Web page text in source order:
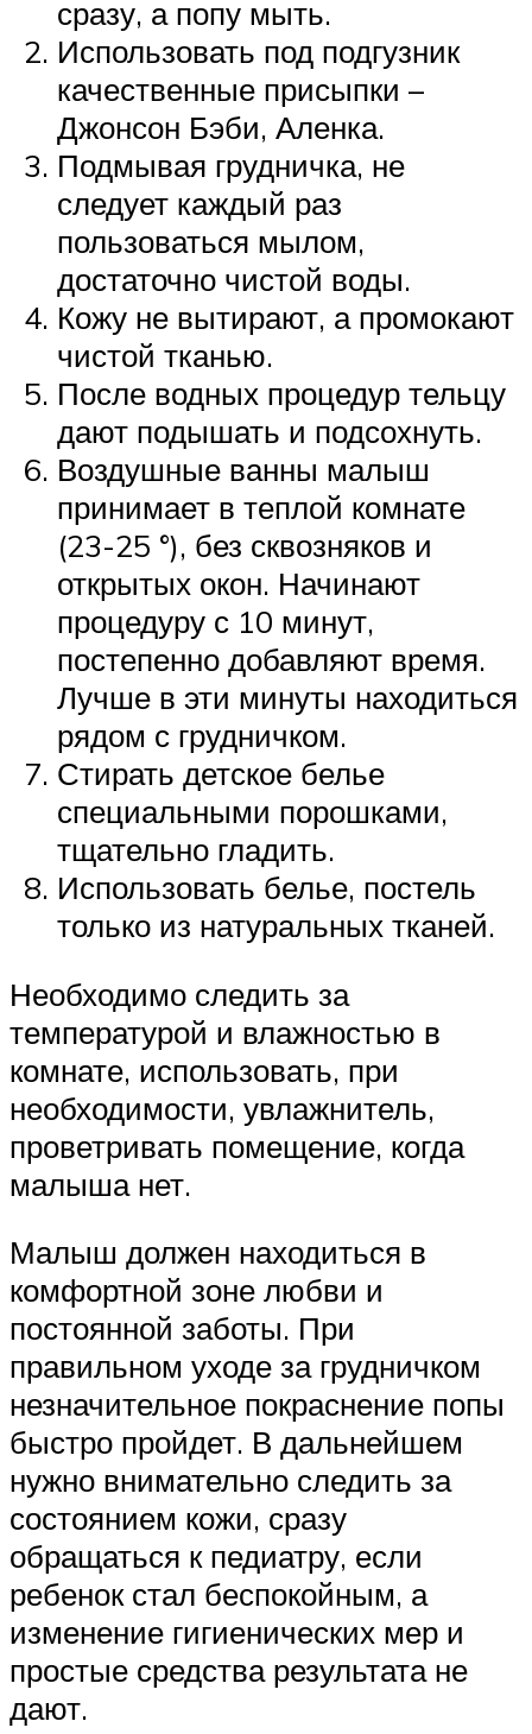
сразу, а попу мыть.
Использовать под подгузник
качественные присыпки –
Джонсон Бэби, Аленка.
Подмывая грудничка, не
следует каждый раз
пользоваться мылом,
достаточно чистой воды.
Кожу не вытирают, а промокают
чистой тканью.
После водных процедур тельцу
дают подышать и подсохнуть.
Воздушные ванны малыш
принимает в теплой комнате
(23-25 °), без сквозняков и
открытых окон. Начинают
процедуру с 10 минут,
постепенно добавляют время.
Лучше в эти минуты находиться
рядом с грудничком.
Стирать детское белье
специальными порошками,
тщательно гладить.
Использовать белье, постель
только из натуральных тканей.
Необходимо следить за
температурой и влажностью в
комнате, использовать, при
необходимости, увлажнитель,
проветривать помещение, когда
малыша нет.
Малыш должен находиться в
комфортной зоне любви и
постоянной заботы. При
правильном уходе за грудничком
незначительное покраснение попы
быстро пройдет. В дальнейшем
нужно внимательно следить за
состоянием кожи, сразу
обращаться к педиатру, если
ребенок стал беспокойным, а
изменение гигиенических мер и
простые средства результата не
дают.